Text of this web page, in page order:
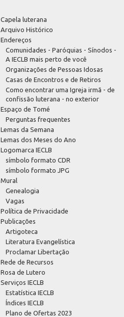
Capela luterana
Arquivo Histórico
Endereços
Comunidades - Paróquias - Sínodos -
A IECLB mais perto de você
Organizações de Pessoas Idosas
Casas de Encontros e de Retiros
Como encontrar uma Igreja irmã - de
confissão luterana - no exterior
Espaço de Tomé
Perguntas frequentes
Lemas da Semana
Lemas dos Meses do Ano
Logomarca IECLB
símbolo formato CDR
símbolo formato JPG
Mural
Genealogia
Vagas
Política de Privacidade
Publicações
Artigoteca
Literatura Evangelística
Proclamar Libertação
Rede de Recursos
Rosa de Lutero
Serviços IECLB
Estatística IECLB
Índices IECLB
Plano de Ofertas 2023